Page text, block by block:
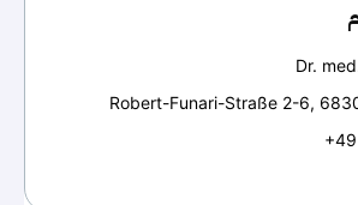
Dr.
Robert-Funari-Straße 2-6,